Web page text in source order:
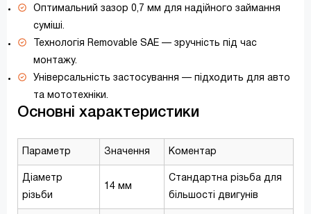
Оптимальний зазор 0,7 мм для надійного займання
суміші.
Технологія Removable SAE — зручність під час
монтажу.
Універсальність застосування — підходить для авто
та мототехніки.
Основні характеристики
Параметр Значення Коментар
Діаметр
різьби
14 мм
Стандартна різьба для
більшості двигунів